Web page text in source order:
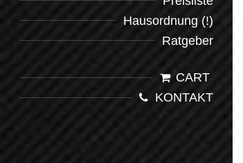
Hausordnung (!)
Ratgeber
CART
KONTAKT